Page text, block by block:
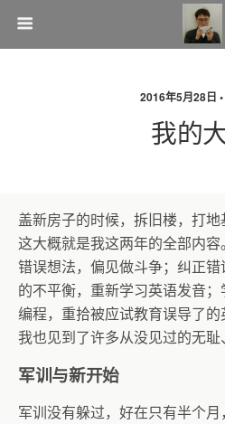
2016年5月28日
我的
盖新房子的时候，拆旧楼，打地
这大概就是我这两年的全部内容
错误想法，偏见做斗争；纠正
的不平衡，重新学习英语发音
编程，重拾被应试教育误导了的
我也见到了许多从没见过的无耻
军训与新开始
军训没有躲过，好在只有半个